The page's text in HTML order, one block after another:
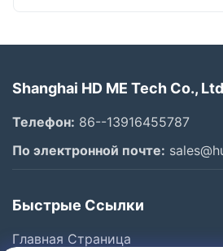
Shanghai HD ME Tech Co.,
Телефон: 86--13916455787
По электронной почте:
Быстрые Ссылки
Главная Страница